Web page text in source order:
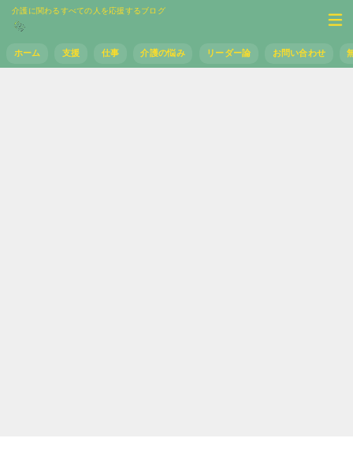
介護に関わるすべての人を応援するブログ
ホーム 支援 仕事 介護の悩み リーダー論 お問い合わせ